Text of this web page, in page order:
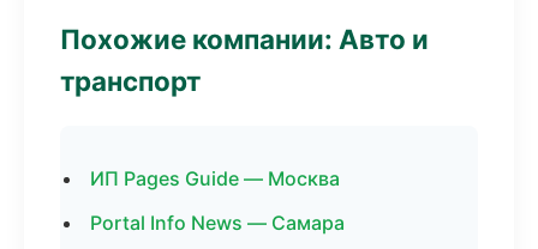
Похожие компании: Авто и
транспорт
ИП Pages Guide — Москва
Portal Info News — Самара